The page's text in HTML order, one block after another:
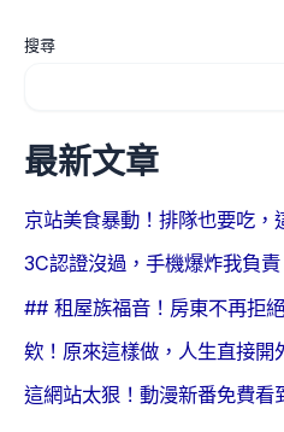
搜尋
最新文章
京站美食暴動！排隊也要吃，
3C認證沒過，手機爆炸我負責
## 租屋族福音！房東不再拒
欸！原來這樣做，人生直接開
這網站太狠！動漫新番免費看